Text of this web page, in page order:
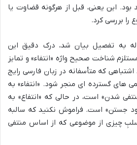
این یعنی، قبل از هرگونه قضاوت یا
را بررسی کرد.
به تفصیل بیان شد، درک دقیق این
شناخت صحیح واژه «انتفاء» و تمایز
اشتباهی که متأسفانه در زبان فارسی رایج
های گسترده ای منجر شود. «انتفاء» به
شدن» است، در حالی که «انتفاع» به
جستن» است. فراموش نکنید که سالبه
سلبِ چیزی از موضوعی که از اساس منتفی